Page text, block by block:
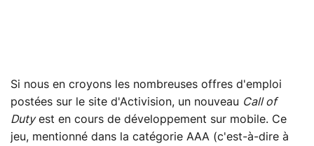
Si nous en croyons les nombreuses offres d'emploi
postées sur le site d'Activision, un nouveau Call of
Dutyest en cours de développement sur mobile. Ce
jeu, mentionné dans la catégorie AAA (c'est-à-dire à